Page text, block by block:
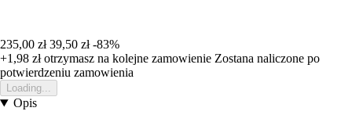
235,00 zł 39,50 zł -83%
+1,98 złotrzymasz na kolejne zamowienie Zostana naliczone po
potwierdzeniu zamowienia
Loading...
Opis